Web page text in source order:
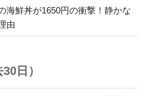
海鮮丼が1650円の衝撃！静かな
由
日）